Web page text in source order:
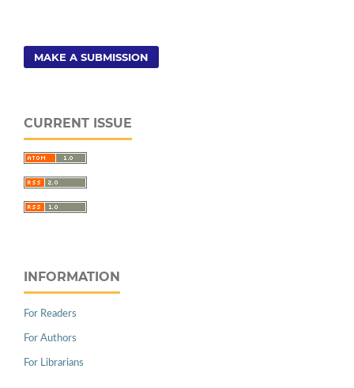
MAKE A SUBMISSION
CURRENT ISSUE
INFORMATION
For Readers
For Authors
For Librarians